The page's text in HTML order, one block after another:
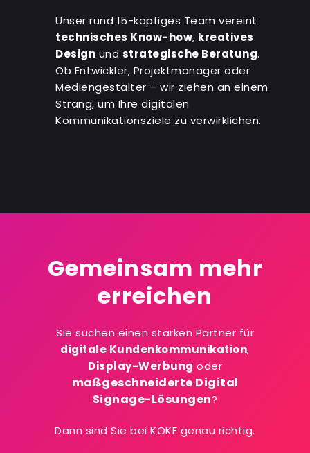
Unser rund 15-köpfiges Team vereint
technisches Know-how, kreatives
Design und strategische Beratung.
Ob Entwickler, Projektmanager oder
Mediengestalter – wir ziehen an einem
Strang, um Ihre digitalen
Kommunikationsziele zu verwirklichen.
Gemeinsam mehr
erreichen
Sie suchen einen starken Partner für
digitale Kundenkommunikation,
Display-Werbung oder
maßgeschneiderte Digital
Signage-Lösungen?
Dann sind Sie bei KOKE genau richtig.